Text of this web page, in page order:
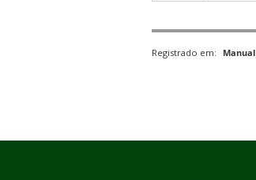
Registrado em: